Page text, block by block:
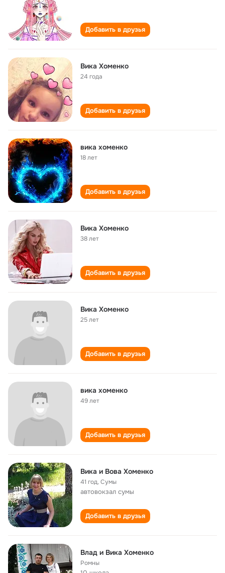
Добавить в друзья
Вика Хоменко
24 года
Добавить в друзья
вика хоменко
18 лет
Добавить в друзья
Вика Хоменко
38 лет
Добавить в друзья
Вика Хоменко
25 лет
Добавить в друзья
вика хоменко
49 лет
Добавить в друзья
Вика и Вова Хоменко
41 год,Сумы
автовокзал сумы
Добавить в друзья
Влад и Вика Хоменко
Ромны